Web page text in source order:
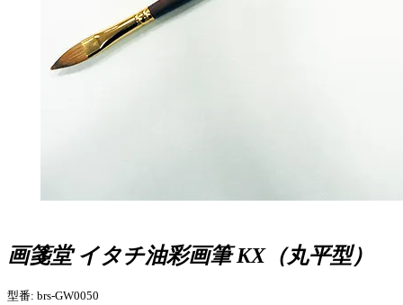
画箋堂 イタチ油彩画筆 KX（丸平型）
型番: brs-GW0050